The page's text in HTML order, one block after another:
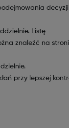
decyzji
Listę
znaleźć na
przy lepszej